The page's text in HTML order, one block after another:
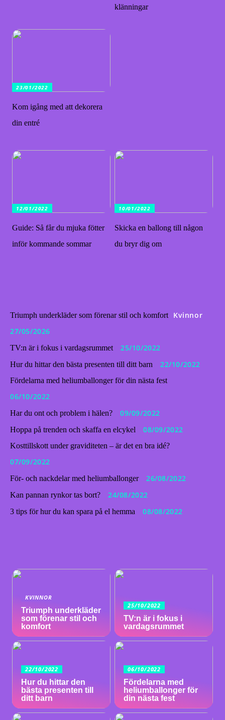
klänningar
23/01/2022
Kom igång med att dekorera
din entré
12/01/2022
Guide: Så får du mjuka fötter
inför kommande sommar
10/01/2022
Skicka en ballong till någon
du bryr dig om
Triumph underkläder som förenar stil och komfort
Kvinnor
27/05/2026
TV:n är i fokus i vardagsrummet 25/10/2022
Hur du hittar den bästa presenten till ditt barn 22/10/2022
Fördelarna med heliumballonger för din nästa fest
06/10/2022
Har du ont och problem i hälen? 09/09/2022
Hoppa på trenden och skaffa en elcykel 08/09/2022
Kosttillskott under graviditeten – är det en bra idé?
07/09/2022
För- och nackdelar med heliumballonger 26/08/2022
Kan pannan rynkor tas bort? 24/08/2022
3 tips för hur du kan spara på el hemma 08/08/2022
KVINNOR
Triumph underkläder
som förenar stil och
komfort
25/10/2022
TV:n är i fokus i
vardagsrummet
22/10/2022
Hur du hittar den
bästa presenten till
ditt barn
06/10/2022
Fördelarna med
heliumballonger för
din nästa fest